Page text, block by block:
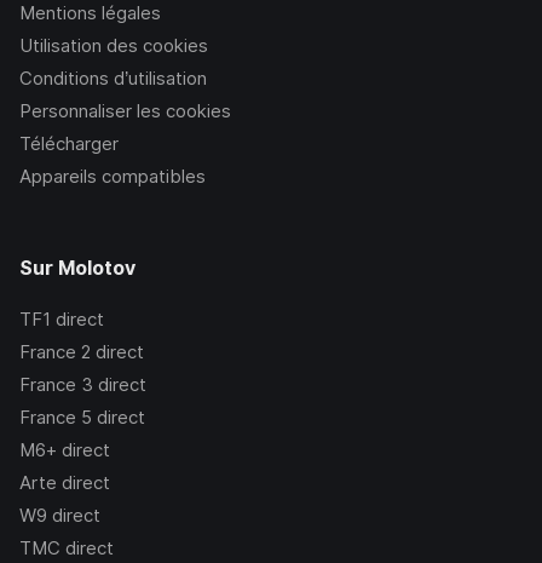
Mentions légales
Utilisation des cookies
Conditions d’utilisation
Personnaliser les cookies
Télécharger
Appareils compatibles
Sur Molotov
TF1 direct
France 2 direct
France 3 direct
France 5 direct
M6+ direct
Arte direct
W9 direct
TMC direct